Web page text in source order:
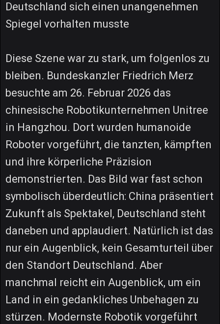
Deutschland sich einen unangenehmen
Spiegel vorhalten musste
Diese Szene war zu stark, um folgenlos zu
bleiben. Bundeskanzler Friedrich Merz
besuchte am 26. Februar 2026 das
chinesische Robotikunternehmen Unitree
in Hangzhou. Dort wurden humanoide
Roboter vorgeführt, die tanzten, kämpften
und ihre körperliche Präzision
demonstrierten. Das Bild war fast schon
symbolisch überdeutlich: China präsentiert
Zukunft als Spektakel, Deutschland steht
daneben und applaudiert. Natürlich ist das
nur ein Augenblick, kein Gesamturteil über
den Standort Deutschland. Aber
manchmal reicht ein Augenblick, um ein
Land in ein gedankliches Unbehagen zu
stürzen. Modernste Robotik vorgeführt